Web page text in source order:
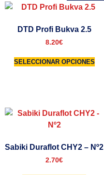
DTD Profi Bukva 2.5
8.20€
SELECCIONAR OPCIONES
Sabiki Duraflot CHY2 – Nº2
2.70€